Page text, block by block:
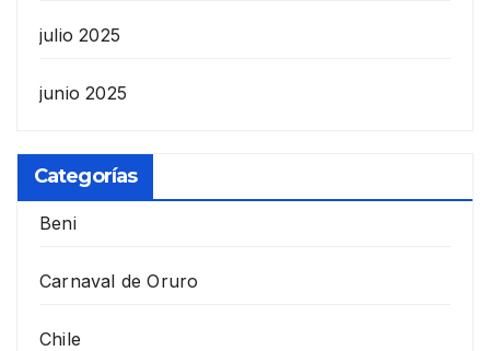
julio 2025
junio 2025
Categorías
Beni
Carnaval de Oruro
Chile